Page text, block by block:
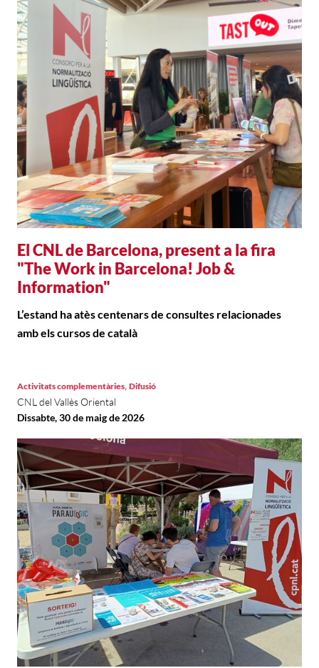
El CNL de Barcelona, present a la fira
"The Work in Barcelona! Job &
Information"
L’estand ha atès centenars de consultes relacionades
amb els cursos de català
Activitats complementàries, Difusió
CNL del Vallès Oriental
Dissabte, 30 de maig de 2026